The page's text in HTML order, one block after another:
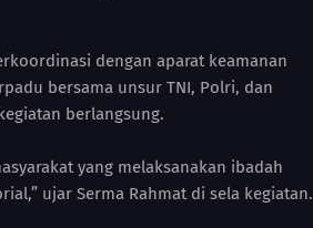
dengan aparat keamanan
bersama unsur TNI, Polri, dan
berlangsung.
yang melaksanakan ibadah
ujar Serma Rahmat di sela kegiatan.